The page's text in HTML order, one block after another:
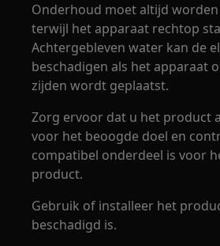
Onderhoud moet altijd
terwijl het apparaat rechtop
Achtergebleven water kan de
beschadigen als het apparaat
zijden wordt geplaatst.
Zorg ervoor dat u het product
voor het beoogde doel en
compatibel onderdeel is voor
product.
Gebruik of installeer het
beschadigd is.